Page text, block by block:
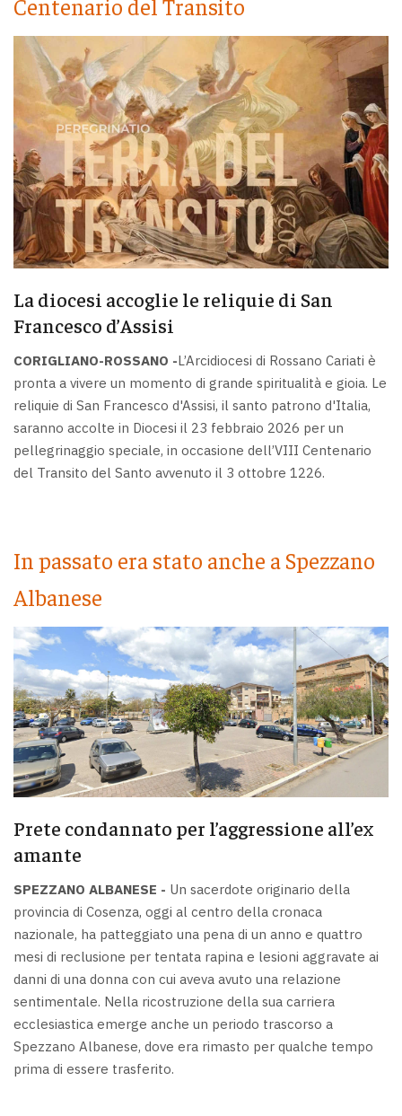
Centenario del Transito
La diocesi accoglie le reliquie di San
Francesco d’Assisi
CORIGLIANO-ROSSANO -L’Arcidiocesi di Rossano Cariati è
pronta a vivere un momento di grande spiritualità e gioia. Le
reliquie di San Francesco d'Assisi, il santo patrono d'Italia,
saranno accolte in Diocesi il 23 febbraio 2026 per un
pellegrinaggio speciale, in occasione dell’VIII Centenario
del Transito del Santo avvenuto il 3 ottobre 1226.
In passato era stato anche a Spezzano
Albanese
Prete condannato per l’aggressione all’ex
amante
SPEZZANO ALBANESE - Un sacerdote originario della
provincia di Cosenza, oggi al centro della cronaca
nazionale, ha patteggiato una pena di un anno e quattro
mesi di reclusione per tentata rapina e lesioni aggravate ai
danni di una donna con cui aveva avuto una relazione
sentimentale. Nella ricostruzione della sua carriera
ecclesiastica emerge anche un periodo trascorso a
Spezzano Albanese, dove era rimasto per qualche tempo
prima di essere trasferito.